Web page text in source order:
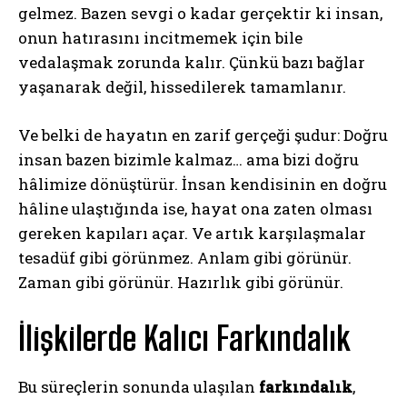
gelmez. Bazen sevgi o kadar gerçektir ki insan,
onun hatırasını incitmemek için bile
vedalaşmak zorunda kalır. Çünkü bazı bağlar
yaşanarak değil, hissedilerek tamamlanır.
Ve belki de hayatın en zarif gerçeği şudur: Doğru
insan bazen bizimle kalmaz… ama bizi doğru
hâlimize dönüştürür. İnsan kendisinin en doğru
hâline ulaştığında ise, hayat ona zaten olması
gereken kapıları açar. Ve artık karşılaşmalar
tesadüf gibi görünmez. Anlam gibi görünür.
Zaman gibi görünür. Hazırlık gibi görünür.
İlişkilerde Kalıcı Farkındalık
Bu süreçlerin sonunda ulaşılan farkındalık,